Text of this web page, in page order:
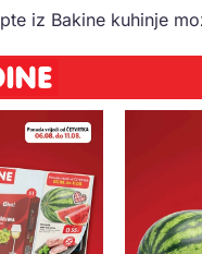
iz Bakine kuhinje